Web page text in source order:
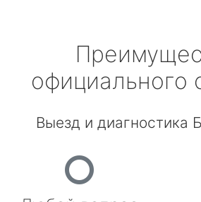
официального
Выезд и диагностика